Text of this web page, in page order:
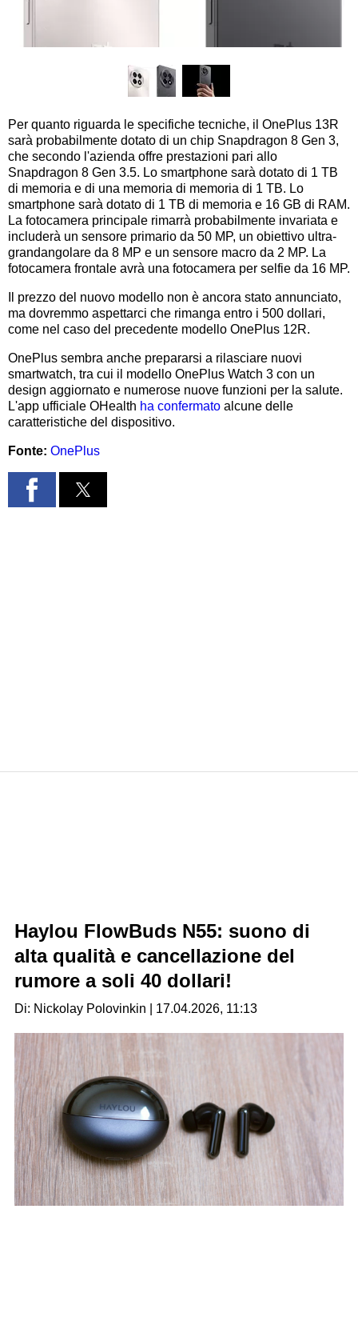
Per quanto riguarda le specifiche tecniche, il OnePlus 13R
sarà probabilmente dotato di un chip Snapdragon 8 Gen 3,
che secondo l'azienda offre prestazioni pari allo
Snapdragon 8 Gen 3.5. Lo smartphone sarà dotato di 1 TB
di memoria e di una memoria di memoria di 1 TB. Lo
smartphone sarà dotato di 1 TB di memoria e 16 GB di RAM.
La fotocamera principale rimarrà probabilmente invariata e
includerà un sensore primario da 50 MP, un obiettivo ultra-
grandangolare da 8 MP e un sensore macro da 2 MP. La
fotocamera frontale avrà una fotocamera per selfie da 16 MP.
Il prezzo del nuovo modello non è ancora stato annunciato,
ma dovremmo aspettarci che rimanga entro i 500 dollari,
come nel caso del precedente modello OnePlus 12R.
OnePlus sembra anche prepararsi a rilasciare nuovi
smartwatch, tra cui il modello OnePlus Watch 3 con un
design aggiornato e numerose nuove funzioni per la salute.
L'app ufficiale OHealth ha confermato alcune delle
caratteristiche del dispositivo.
Fonte: OnePlus